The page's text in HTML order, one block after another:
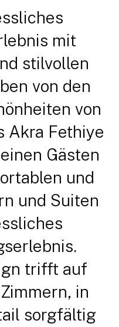
mit
stilvollen
von den
von
Akra Fethiye
Gästen
und
und Suiten
trifft auf
in
sorgfältig